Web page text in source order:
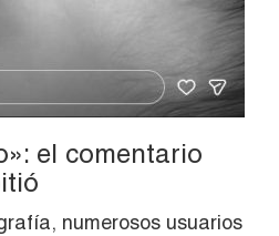
el comentario
numerosos usuarios